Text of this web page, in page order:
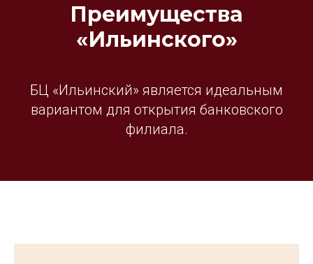
Преимущества
«Ильинского»
БЦ «Ильинский» является идеальным
вариантом для открытия банковского
филиала.